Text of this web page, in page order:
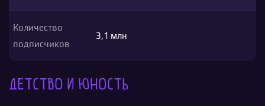
Количество
подписчиков
3,1 млн
Детство и юность